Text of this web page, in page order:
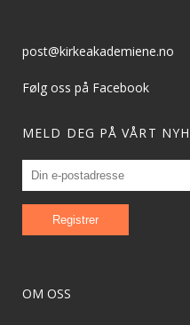
post@kirkeakademiene.no
Følg oss på Facebook
MELD DEG PÅ VÅRT
OM OSS